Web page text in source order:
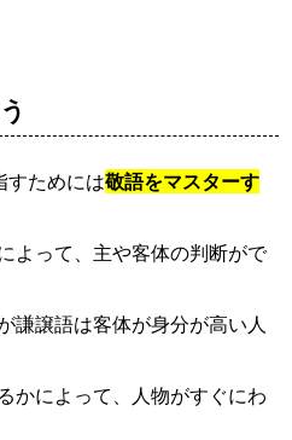
すためには敬語をマスターす
よって、主や客体の判断がで
謙譲語は客体が身分が高い人
かによって、人物がすぐにわ